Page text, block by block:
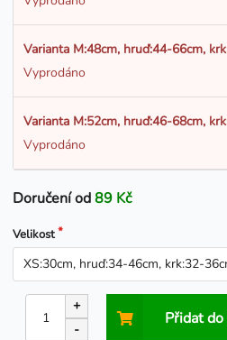
Varianta M:48cm, hruď:44-66cm,
Vyprodáno
Varianta M:52cm, hruď:46-68cm,
Vyprodáno
Doručení od89 Kč
Velikost
+
-
Přidat